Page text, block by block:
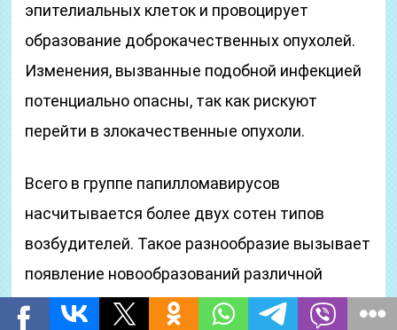
эпителиальных клеток и провоцирует
образование доброкачественных опухолей.
Изменения, вызванные подобной инфекцией
потенциально опасны, так как рискуют
перейти в злокачественные опухоли.
Всего в группе папилломавирусов
насчитывается более двух сотен типов
возбудителей. Такое разнообразие вызывает
появление новообразований различной
формы, которые принято называть